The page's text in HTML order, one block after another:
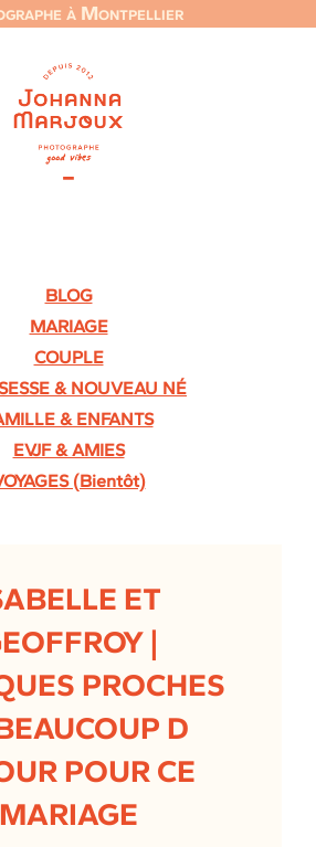
à Montpellier
BLOG
MARIAGE
COUPLE
& NOUVEAU NÉ
& ENFANTS
EVJF & AMIES
(Bientôt)
ET
|
PROCHES
D
POUR CE
MARIAGE